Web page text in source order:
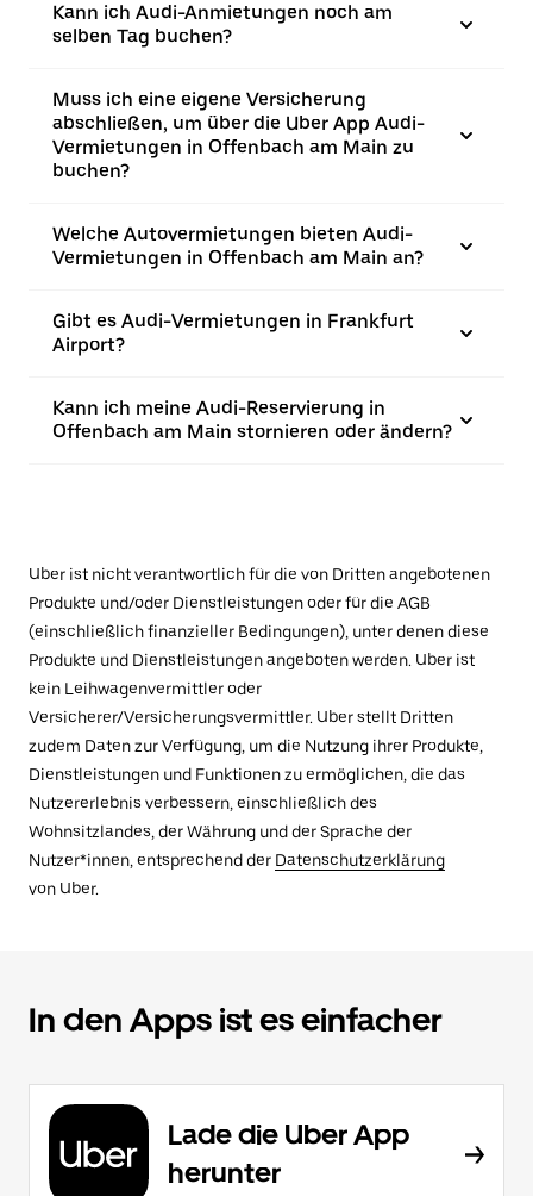
Kann ich Audi-Anmietungen noch am
selben Tag buchen?
Muss ich eine eigene Versicherung
abschließen, um über die Uber App Audi-
Vermietungen in Offenbach am Main zu
buchen?
Welche Autovermietungen bieten Audi-
Vermietungen in Offenbach am Main an?
Gibt es Audi-Vermietungen in Frankfurt
Airport?
Kann ich meine Audi-Reservierung in
Offenbach am Main stornieren oder ändern?
Uber ist nicht verantwortlich für die von Dritten angebotenen
Produkte und/oder Dienstleistungen oder für die AGB
(einschließlich finanzieller Bedingungen), unter denen diese
Produkte und Dienstleistungen angeboten werden. Uber ist
kein Leihwagenvermittler oder
Versicherer/Versicherungsvermittler. Uber stellt Dritten
zudem Daten zur Verfügung, um die Nutzung ihrer Produkte,
Dienstleistungen und Funktionen zu ermöglichen, die das
Nutzererlebnis verbessern, einschließlich des
Wohnsitzlandes, der Währung und der Sprache der
Nutzer*innen, entsprechend der Datenschutzerklärung
von Uber.
In den Apps ist es einfacher
Lade die Uber App
herunter